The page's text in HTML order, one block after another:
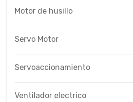
Motor de husillo
Servo Motor
Servoaccionamiento
Ventilador electrico